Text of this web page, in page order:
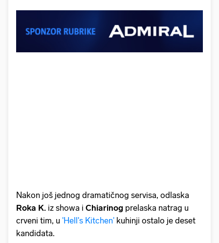
Nakon još jednog dramatičnog servisa, odlaska
Roka K. iz showa i Chiarinog prelaska natrag u
crveni tim, u 'Hell's Kitchen' kuhinji ostalo je deset
kandidata.